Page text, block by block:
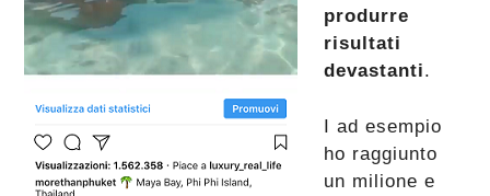
produrre
risultati
devastanti.
I ad esempio
ho raggiunto
un milione e